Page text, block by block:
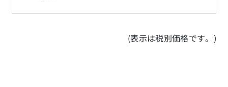
(表示は税別価格です。)